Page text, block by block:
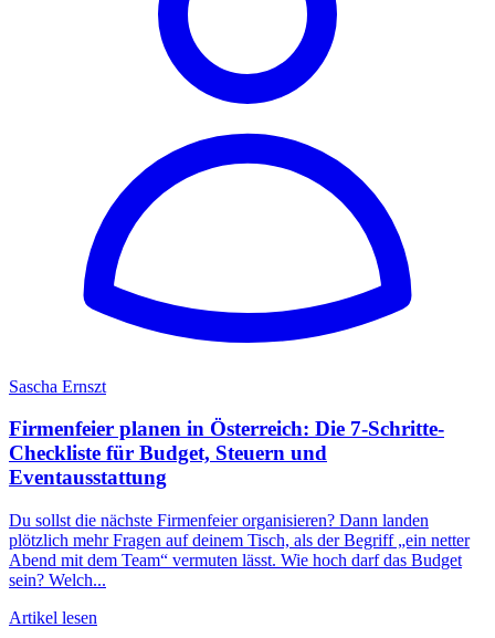
Sascha Ernszt
Firmenfeier planen in Österreich: Die 7-Schritte-
Checkliste für Budget, Steuern und
Eventausstattung
Du sollst die nächste Firmenfeier organisieren? Dann landen
plötzlich mehr Fragen auf deinem Tisch, als der Begriff „ein netter
Abend mit dem Team“ vermuten lässt. Wie hoch darf das Budget
sein? Welch...
Artikel lesen